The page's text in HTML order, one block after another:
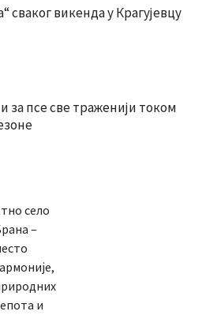
сваког викенда у Крагујевцу
за псе све траженији током
село
–
и